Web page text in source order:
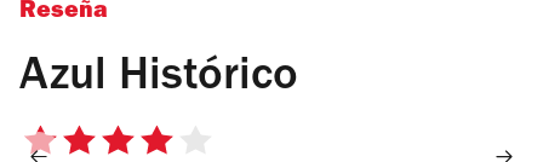
Reseña
Azul Histórico
4